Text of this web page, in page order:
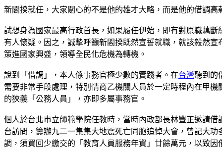
新閣揆就任，大家關心的不是他的雄才大略，而是他的借調
試想身為國家最高行政首長，如果履任伊始，即有對原職藕
有人懷疑。因之，誠摯呼籲新閣揆既然宣誓就職，就該毅然
策進國家興盛，領導全民化危機為轉機。
說到「借調」，本人係事務官極少數的實踐者。在台灣聽到的
需要非常手段處理，特別情商乙機關人員於一定時程內在甲
的狹義「公務人員」，亦即多屬事務官。
個人於台北市立師範學院任教時，當時內政部長林豐正邀請
台訪問，籌辦九二一集集大地震死亡同胞追悼大會，曾記大
調，須買回少繳交的「教育人員服務年資」廿餘萬元，以致